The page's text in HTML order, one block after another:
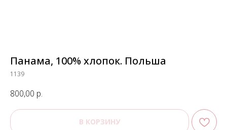
Панама, 100% хлопок. Польша
1139
800,00 р.
В КОРЗИНУ